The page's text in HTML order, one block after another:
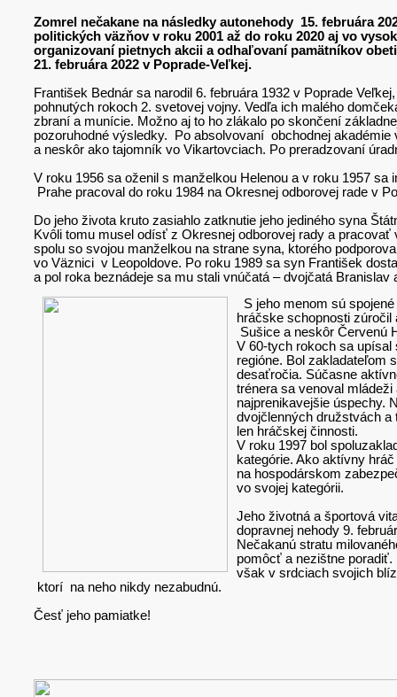
Zomrel nečakane na následky autonehody 15. februára
politických väzňov v roku 2001 až do roku 2020 aj vo
organizovaní pietnych akcii a odhaľovaní pamätníkov
21. februára 2022 v Poprade-Veľkej.
František Bednár sa narodil 6. februára 1932 v Poprade
pohnutých rokoch 2. svetovej vojny. Vedľa ich malého
zbraní a munície. Možno aj to ho zlákalo po skončení
pozoruhodné výsledky. Po absolvovaní obchodnej
a neskôr ako tajomník vo Vikartovciach. Po preradzovaní
V roku 1956 sa oženil s manželkou Helenou a v roku 1957
Prahe pracoval do roku 1984 na Okresnej odborovej rade v
Do jeho života kruto zasiahlo zatknutie jeho jediného syna
Kvôli tomu musel odísť z Okresnej odborovej rady a
spolu so svojou manželkou na strane syna, ktorého
vo Väznici v Leopoldove. Po roku 1989 sa syn František
a pol roka beznádeje sa mu stali vnúčatá – dvojčatá
S jeho menom sú
hráčske schopnosti zúročil
Sušice a neskôr Červenú
V 60-tych rokoch sa
regióne. Bol zakladateľom
desaťročia. Súčasne
trénera sa venoval
najprenikavejšie úspechy.
dvojčlenných družstvách a
len hráčskej činnosti.
V roku 1997 bol
kategórie. Ako aktívny
na hospodárskom
vo svojej kategórii.
Jeho životná a športová
dopravnej nehody 9.
Nečakanú stratu
pomôcť a nezištne
však v srdciach svojich
ktorí na neho nikdy nezabudnú.
Česť jeho pamiatke!